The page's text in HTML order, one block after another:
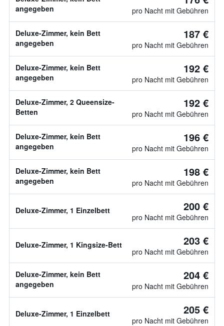
angegeben
pro Nacht mit Gebühren
Deluxe-Zimmer, kein Bett
angegeben
187 €
pro Nacht mit Gebühren
Deluxe-Zimmer, kein Bett
angegeben
192 €
pro Nacht mit Gebühren
Deluxe-Zimmer, 2 Queensize-
Betten
192 €
pro Nacht mit Gebühren
Deluxe-Zimmer, kein Bett
angegeben
196 €
pro Nacht mit Gebühren
Deluxe-Zimmer, kein Bett
angegeben
198 €
pro Nacht mit Gebühren
Deluxe-Zimmer, 1 Einzelbett 200 €
pro Nacht mit Gebühren
Deluxe-Zimmer, 1 Kingsize-Bett 203 €
pro Nacht mit Gebühren
Deluxe-Zimmer, kein Bett
angegeben
204 €
pro Nacht mit Gebühren
Deluxe-Zimmer, 1 Einzelbett 205 €
pro Nacht mit Gebühren